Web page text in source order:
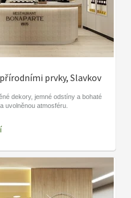
prvky, Slavkov
dekory, jemné odstíny a bohaté
uvolněnou atmosféru.